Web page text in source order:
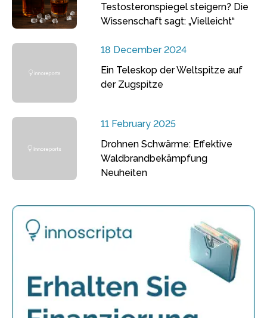
Testosteronspiegel steigern? Die
Wissenschaft sagt: „Vielleicht“
18 December 2024
Ein Teleskop der Weltspitze auf
der Zugspitze
11 February 2025
Drohnen Schwärme: Effektive
Waldbrandbekämpfung
Neuheiten